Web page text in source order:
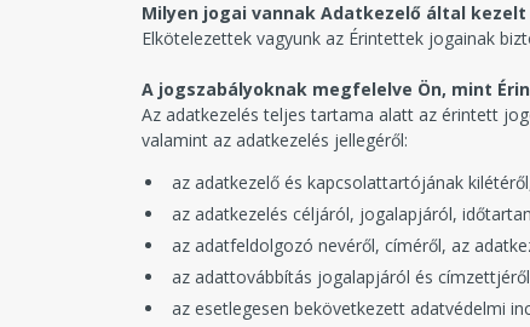
Milyen jogai vannak Adatkezelő által
Elkötelezettek vagyunk az Érintettek jogainak
A jogszabályoknak megfelelve Ön, mint
Az adatkezelés teljes tartama alatt az érintett
valamint az adatkezelés jellegéről:
az adatkezelő és kapcsolattartójának
az adatkezelés céljáról, jogalapjáról,
az adatfeldolgozó nevéről, címéről, az
az adattovábbítás jogalapjáról és
az esetlegesen bekövetkezett adatvédelmi